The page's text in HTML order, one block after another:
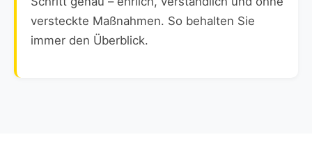
versteckte Maßnahmen. So behalten Sie
immer den Überblick.